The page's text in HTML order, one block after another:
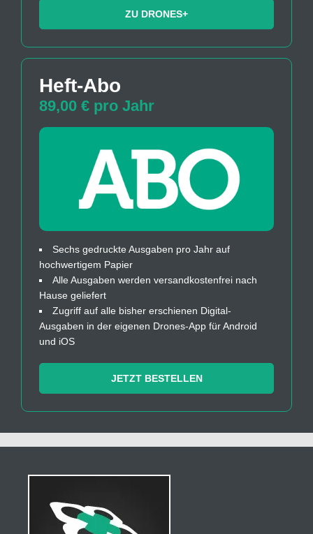
ZU DRONES+
Heft-Abo
89,00 € pro Jahr
Sechs gedruckte Ausgaben pro Jahr auf
hochwertigem Papier
Alle Ausgaben werden versandkostenfrei nach
Hause geliefert
Zugriff auf alle bisher erschienen Digital-
Ausgaben in der eigenen Drones-App für Android
und iOS
JETZT BESTELLEN